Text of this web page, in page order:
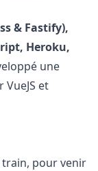
& Fastify),
Heroku,
une
et
train, pour venir